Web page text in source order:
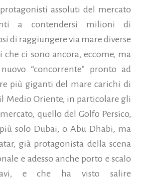
assoluti del mercato
a contendersi milioni di
di raggiungere via mare diverse
ci sono ancora, eccome, ma
“concorrente” pronto ad
più giganti del mare carichi di
Medio Oriente, in particolare gli
quello del Golfo Persico,
solo Dubai, o Abu Dhabi, ma
già protagonista della scena
e adesso anche porto e scalo
e che ha visto salire